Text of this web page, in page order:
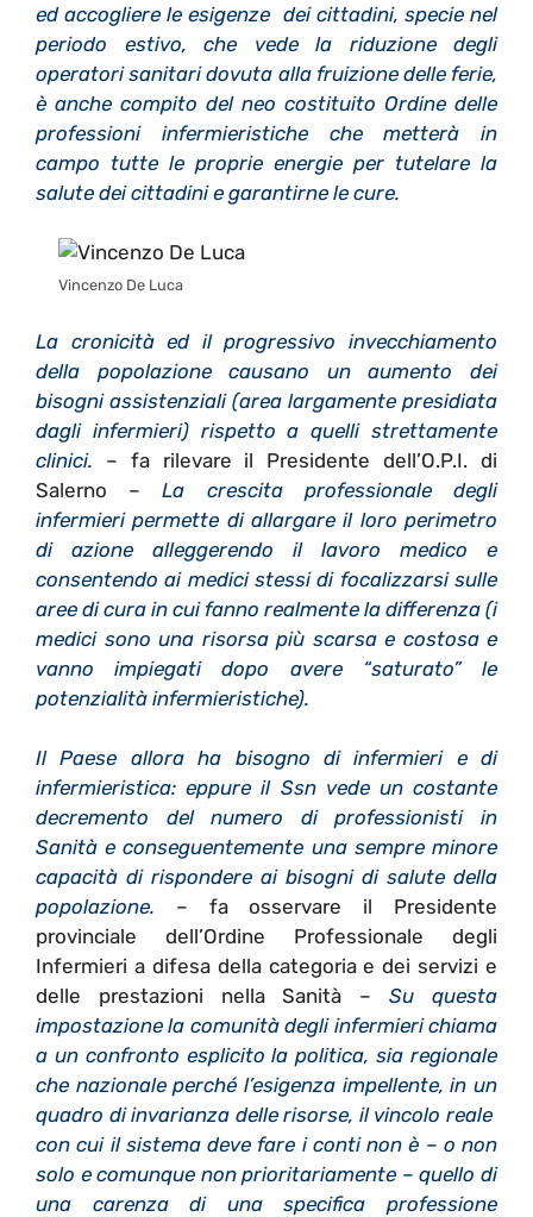
ed accogliere le esigenze dei cittadini, specie nel
periodo estivo, che vede la riduzione degli
operatori sanitari dovuta alla fruizione delle ferie,
è anche compito del neo costituito Ordine delle
professioni infermieristiche che metterà in
campo tutte le proprie energie per tutelare la
salute dei cittadini e garantirne le cure.
Vincenzo De Luca
La cronicità ed il progressivo invecchiamento
della popolazione causano un aumento dei
bisogni assistenziali (area largamente presidiata
dagli infermieri) rispetto a quelli strettamente
clinici. – fa rilevare il Presidente dell’O.P.I. di
Salerno –La crescita professionale degli
infermieri permette di allargare il loro perimetro
di azione alleggerendo il lavoro medico e
consentendo ai medici stessi di focalizzarsi sulle
aree di cura in cui fanno realmente la differenza (i
medici sono una risorsa più scarsa e costosa e
vanno impiegati dopo avere “saturato” le
potenzialità infermieristiche).
Il Paese allora ha bisogno di infermieri e di
infermieristica: eppure il Ssn vede un costante
decremento del numero di professionisti in
Sanità e conseguentemente una sempre minore
capacità di rispondere ai bisogni di salute della
popolazione.
– fa osservare il Presidente
provinciale dell’Ordine Professionale degli
Infermieri a difesa della categoria e dei servizi e
delle prestazioni nella Sanità –Su questa
impostazione la comunità degli infermieri chiama
a un confronto esplicito la politica, sia regionale
che nazionale perché l’esigenza impellente, in un
quadro di invarianza delle risorse, il vincolo reale
con cui il sistema deve fare i conti non è – o non
solo e comunque non prioritariamente – quello di
una carenza di una specifica professione